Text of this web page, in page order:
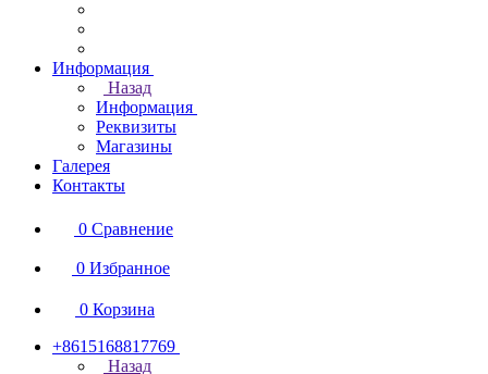
Информация
Назад
Информация
Реквизиты
Магазины
Галерея
Контакты
0 Сравнение
0 Избранное
0 Корзина
+8615168817769
Назад